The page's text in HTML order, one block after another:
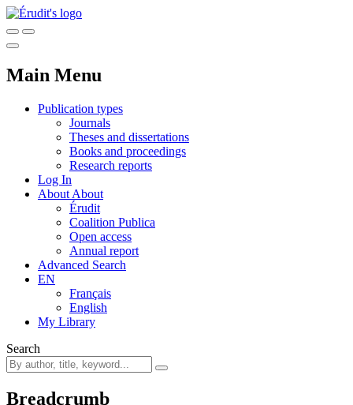
Main Menu
Publication types
Journals
Theses and dissertations
Books and proceedings
Research reports
Log In
About About
Érudit
Coalition Publica
Open access
Annual report
Advanced Search
EN
Français
English
My Library
Search
Breadcrumb